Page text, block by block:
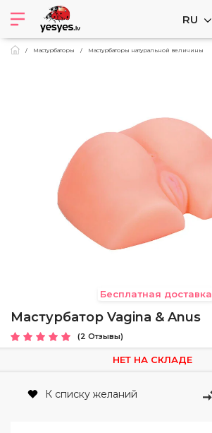
RU
Мастурбаторы Мастурбаторы натуральной величины
Бесплатная доставка
Мастурбатор Vagina & Anus
(2 Отзывы)
НЕТ НА СКЛАДЕ
К списку желаний